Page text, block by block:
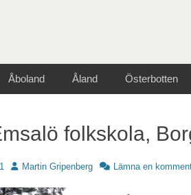
meny
Åboland Åland Österbotten
folkskola,
Författare
Martin Gripenberg Lämna en